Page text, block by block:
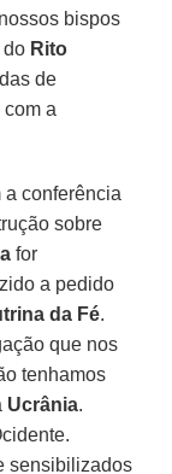
bispos
do Rito
de
a
a conferência
sobre
for
a pedido
da Fé.
que nos
tenhamos
Ucrânia.
sensibilizados